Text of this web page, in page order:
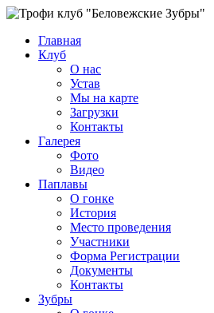
Главная
Клуб
О нас
Устав
Мы на карте
Загрузки
Контакты
Галерея
Фото
Видео
Паплавы
О гонке
История
Место проведения
Участники
Форма Регистрации
Документы
Контакты
Зубры